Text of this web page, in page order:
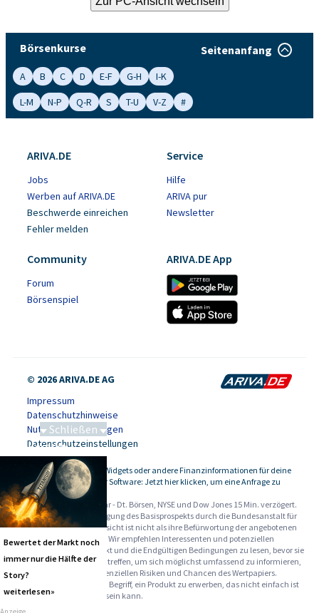
Börsenkurse Seitenanfang
A B C D E-F G-H
I-K
L-M
N-P Q-R S T-U V-Z #
ARIVA.DE
Jobs
Werben auf ARIVA.DE
Beschwerde einreichen
Fehler melden
Service
Hilfe
ARIVA pur
Newsletter
Community
Forum
Börsenspiel
ARIVA.DE App
© 2026 ARIVA.DE AG
Impressum
Datenschutzhinweise
Nutzungsbedingungen
Datenschutzeinstellungen
-
Kursdaten, Widgets oder andere Finanzinformationen für deine
Website oder Software: Jetzt hier klicken, um eine Anfrage zu
stellen.
Alle Angaben ohne Gewähr - Dt. Börsen, NYSE und Dow Jones 15 Min. verzögert.
Werbehinweise:
Die Billigung des Basisprospekts durch die Bundesanstalt für
Finanzdienstleistungsaufsicht ist nicht als ihre Befürwortung der angebotenen
Wertpapiere zu verstehen. Wir empfehlen Interessenten und potenziellen
Anlegern den Basisprospekt und die Endgültigen Bedingungen zu lesen, bevor sie
eine Anlageentscheidung treffen, um sich möglichst umfassend zu informieren,
insbesondere über die potenziellen Risiken und Chancen des Wertpapiers.
Warnhinweise: Sie sind im Begriff, ein Produkt zu erwerben, das nicht einfach ist
und schwer zu verstehen sein kann.
Schließen
Saga bei 0,53 CAD
Bewertet der Markt noch
immer nur die Hälfte der
Story?
weiterlesen»